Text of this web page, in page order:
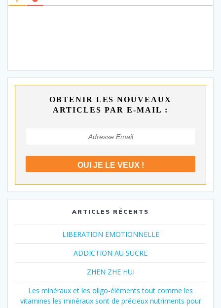
OBTENIR LES NOUVEAUX
ARTICLES PAR E-MAIL :
ARTICLES RÉCENTS
LIBERATION EMOTIONNELLE
ADDICTION AU SUCRE
ZHEN ZHE HUI
Les minéraux et les oligo-éléments tout comme les
vitamines les minéraux sont de précieux nutriments pour